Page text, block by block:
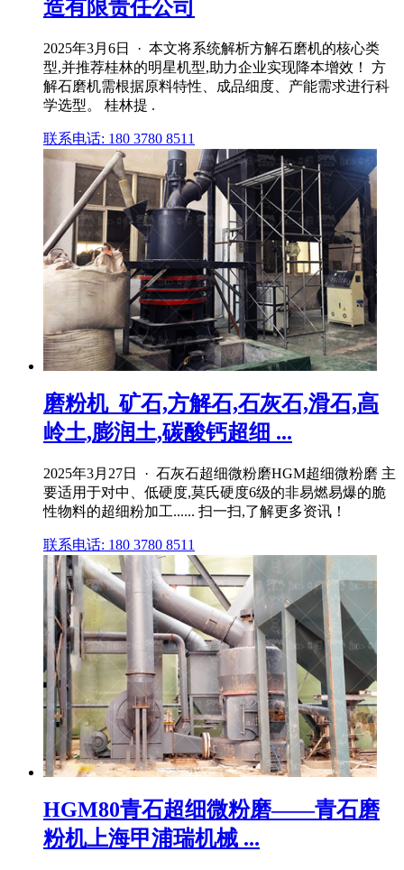
造有限责任公司
2025年3月6日 · 本文将系统解析方解石磨机的核心类
型,并推荐桂林的明星机型,助力企业实现降本增效！ 方
解石磨机需根据原料特性、成品细度、产能需求进行科
学选型。 桂林提 .
联系电话: 180 3780 8511
磨粉机_矿石,方解石,石灰石,滑石,高
岭土,膨润土,碳酸钙超细 ...
2025年3月27日 · 石灰石超细微粉磨HGM超细微粉磨 主
要适用于对中、低硬度,莫氏硬度6级的非易燃易爆的脆
性物料的超细粉加工...... 扫一扫,了解更多资讯！
联系电话: 180 3780 8511
HGM80青石超细微粉磨——青石磨
粉机上海甲浦瑞机械 ...